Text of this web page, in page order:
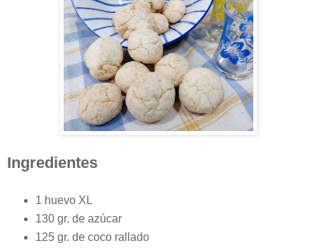
Ingredientes
1 huevo XL
130 gr. de azúcar
125 gr. de coco rallado